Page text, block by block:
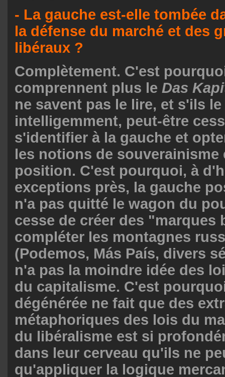
- La gauche est-elle tombée
la défense du marché et des
libéraux ?
Complètement. C'est
comprennent plus le Das
ne savent pas le lire, et s'ils
intelligemment, peut-être
s'identifier à la gauche et
les notions de souverainisme
position. C'est pourquoi, à
exceptions près, la gauche
n'a pas quitté le wagon du
cesse de créer des "marques
compléter les montagnes
(Podemos, Más País, divers
n'a pas la moindre idée des
du capitalisme. C'est
dégénérée ne fait que des
métaphoriques des lois du
du libéralisme est si
dans leur cerveau qu'ils ne
qu'appliquer la logique